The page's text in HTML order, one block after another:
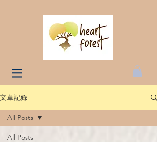
文章記錄
All Posts
All Posts